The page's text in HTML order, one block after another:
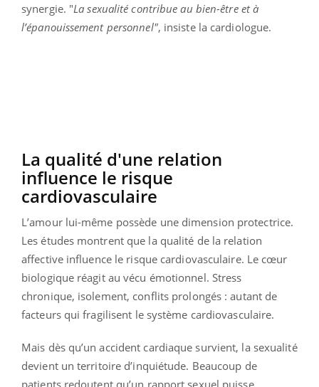
synergie. "La sexualité contribue au bien-être et à
l’épanouissement personnel", insiste la cardiologue.
La qualité d'une relation
influence le risque
cardiovasculaire
L’amour lui-même possède une dimension protectrice.
Les études montrent que la qualité de la relation
affective influence le risque cardiovasculaire. Le cœur
biologique réagit au vécu émotionnel. Stress
chronique, isolement, conflits prolongés : autant de
facteurs qui fragilisent le système cardiovasculaire.
Mais dès qu’un accident cardiaque survient, la sexualité
devient un territoire d’inquiétude. Beaucoup de
patients redoutent qu’un rapport sexuel puisse